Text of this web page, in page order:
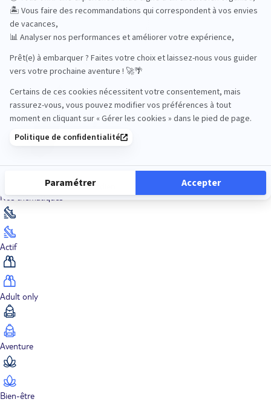
Océan Indien
Nos thématiques
Actif
Adult only
Aventure
Bien-être